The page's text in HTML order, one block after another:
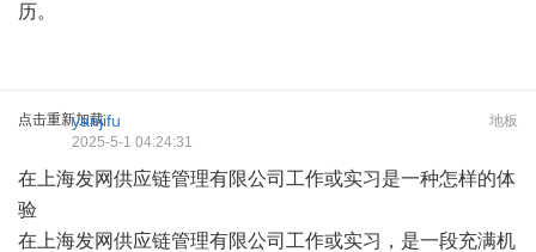
历。
点击重新加载 地板
yanjifu
2025-5-1 04:24:31
在上海发网供应链管理有限公司工作或实习是一种怎样的体
验
在上海发网供应链管理有限公司工作或实习，是一段充满机